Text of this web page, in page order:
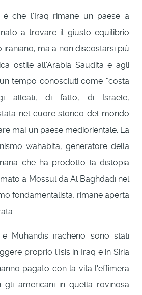
che l'Iraq rimane un paese a
a trovare il giusto equilibrio
ma a non discostarsi più
ostile all'Arabia Saudita e agli
tempo conosciuti come "costa
alleati, di fatto, di Israele,
nel cuore storico del mondo
mai un paese mediorientale. La
wahabita, generatore della
che ha prodotto la distopia
a Mossul da Al Baghdadi nel
fondamentalista, rimane aperta
e Muhandis iracheno sono stati
proprio l'Isis in Iraq e in Siria
pagato con la vita l'effimera
gli americani in quella rovinosa